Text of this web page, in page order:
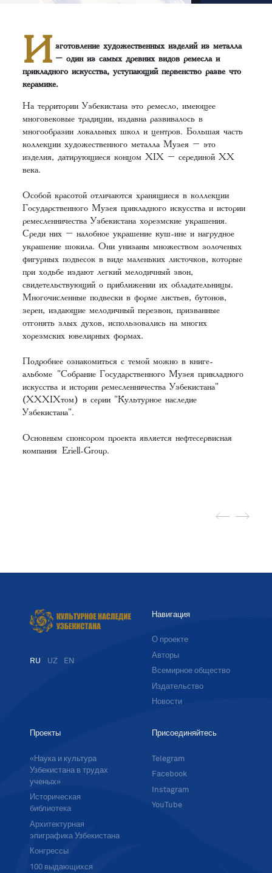
И зготовление художественных изделий из металла
– один из самых древних видов ремесла и
прикладного искусства, уступающий первенство разве что
керамике.
На территории Узбекистана это ремесло, имеющее
многовековые традиции, издавна развивалось в
многообразии локальных школ и центров. Большая часть
коллекции художественного металла Музея – это
изделия, датирующиеся концом XIX – серединой XX
века.
Особой красотой отличаются хранящиеся в коллекции
Государственного Музея прикладного искусства и истории
ремесленничества Узбекистана хорезмские украшения.
Среди них – налобное украшение куш-ине и нагрудное
украшение шокила. Они унизаны множеством золоченых
фигурных подвесок в виде маленьких листочков, которые
при ходьбе издают легкий мелодичный звон,
свидетельствующий о приближении их обладательницы.
Многочисленные подвески в форме листьев, бутонов,
зерен, издающие мелодичный перезвон, призванные
отгонять злых духов, использовались на многих
хорезмских ювелирных формах.
Подробнее ознакомиться с темой можно в книге-
альбоме "Собрание Государственного Музея прикладного
искусства и истории ремесленничества Узбекистана"
(XХXIXтом) в серии "Культурное наследие
Узбекистана".
Основным спонсором проекта является нефтесервисная
компанияEriell-Group.
RU UZ EN
Навигация
О проекте
Авторы
Всемирное общество
Издательство
Новости
Проекты
«Наука и культура
Узбекистана в трудах
ученых»
Историческая
библиотека
Архитектурная
эпиграфика Узбекистана
Конгрессы
100 выдающихся
Присоединяйтесь
Telegram
Facebook
Instagram
YouTube